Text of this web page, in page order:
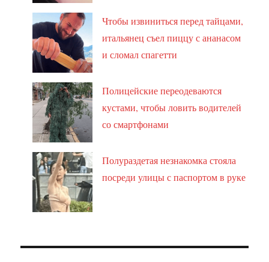
Чтобы извиниться перед тайцами,
итальянец съел пиццу с ананасом
и сломал спагетти
Полицейские переодеваются
кустами, чтобы ловить водителей
со смартфонами
Полураздетая незнакомка стояла
посреди улицы с паспортом в руке